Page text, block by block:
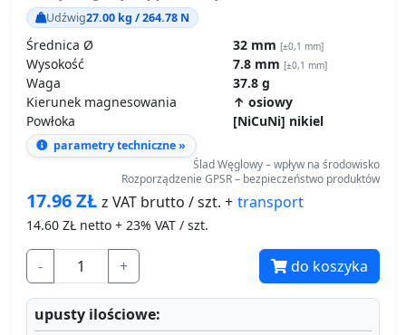
Udźwig27.00 kg / 264.78 N
Średnica Ø 32 mm [±0,1 mm]
Wysokość 7.8 mm [±0,1 mm]
Waga
37.8 g
Kierunek magnesowania
↑ osiowy
Powłoka
[NiCuNi] nikiel
parametry techniczne »
Ślad Węglowy – wpływ na środowisko
Rozporządzenie GPSR – bezpieczeństwo produktów
17.96ZŁ z VAT brutto / szt. + transport
14.60 ZŁ netto + 23% VAT / szt.
- + do koszyka
upusty ilościowe: